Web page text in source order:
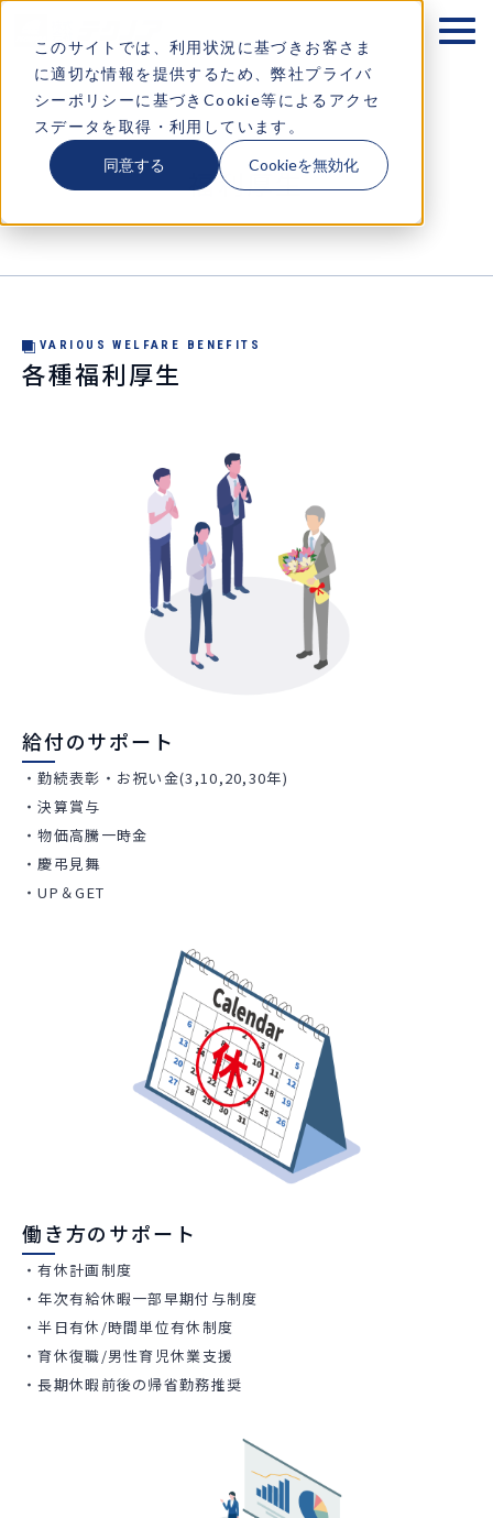
このサイトでは、利用状況に基づきお客さま
に適切な情報を提供するため、弊社プライバ
シーポリシーに基づきCookie等によるアクセ
スデータを取得・利用しています。
同意する Cookieを無効化
企業情報
ソリューション
お知らせ 福利厚生
VARIOUS WELFARE BENEFITS
各種福利厚生
給付のサポート
・勤続表彰・お祝い金(3,10,20,30年)
・決算賞与
・物価高騰一時金
・慶弔見舞
・UP＆GET
働き方のサポート
・有休計画制度
・年次有給休暇一部早期付与制度
・半日有休/時間単位有休制度
・育休復職/男性育児休業支援
・長期休暇前後の帰省勤務推奨